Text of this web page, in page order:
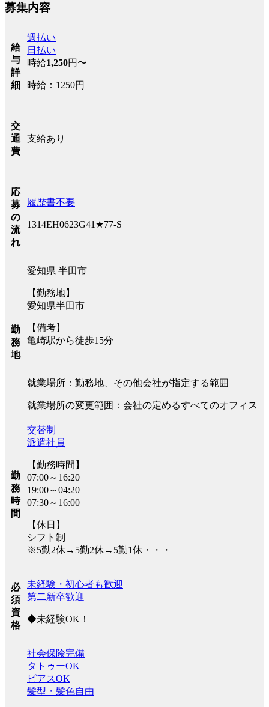
募集内容
給
与
詳
細
週払い
日払い
時給1,250円〜
時給：1250円
交
通
費
支給あり
応
募
の
流
れ
履歴書不要
1314EH0623G41★77-S
勤
務
地
愛知県 半田市
【勤務地】
愛知県半田市
【備考】
亀崎駅から徒歩15分
就業場所：勤務地、その他会社が指定する範囲
就業場所の変更範囲：会社の定めるすべてのオフィス
勤
務
時
間
交替制
派遣社員
【勤務時間】
07:00～16:20
19:00～04:20
07:30～16:00
【休日】
シフト制
※5勤2休→5勤2休→5勤1休・・・
必
須
資
格
未経験・初心者も歓迎
第二新卒歓迎
◆未経験OK！
社会保険完備
タトゥーOK
ピアスOK
髪型・髪色自由